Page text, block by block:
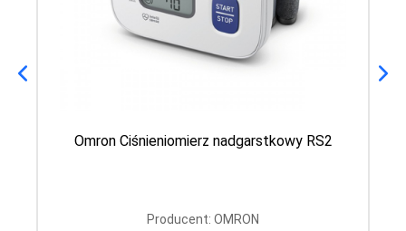
Omron Ciśnieniomierz nadgarstkowy RS2
Producent: OMRON